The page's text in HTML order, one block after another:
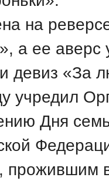
на
а ее аверс
девиз «За
учредил
Дня
прожившим